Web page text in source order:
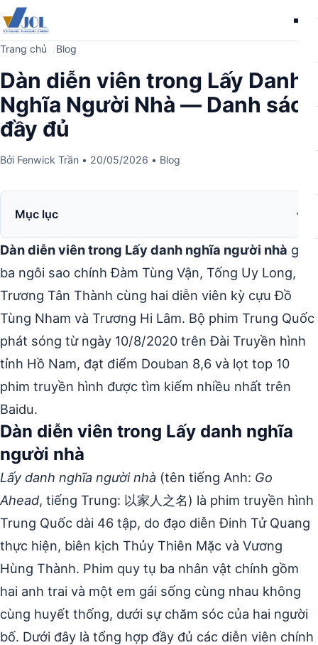
Trang chủ Blog
Dàn diễn viên trong Lấy Danh
Nghĩa Người Nhà — Danh sách
đầy đủ
Bởi Fenwick Trần • 20/05/2026 • Blog
Mục lục
Dàn diễn viên trong Lấy danh nghĩa người nhà gồm
ba ngôi sao chính Đàm Tùng Vận, Tống Uy Long,
Trương Tân Thành cùng hai diễn viên kỳ cựu Đồ
Tùng Nham và Trương Hi Lâm. Bộ phim Trung Quốc
phát sóng từ ngày 10/8/2020 trên Đài Truyền hình
tỉnh Hồ Nam, đạt điểm Douban 8,6 và lọt top 10
phim truyền hình được tìm kiếm nhiều nhất trên
Baidu.
Dàn diễn viên trong Lấy danh nghĩa
người nhà
Lấy danh nghĩa người nhà (tên tiếng Anh: Go
Ahead, tiếng Trung: 以家人之名) là phim truyền hình
Trung Quốc dài 46 tập, do đạo diễn Đinh Tử Quang
thực hiện, biên kịch Thủy Thiên Mặc và Vương
Hùng Thành. Phim quy tụ ba nhân vật chính gồm
hai anh trai và một em gái sống cùng nhau không
cùng huyết thống, dưới sự chăm sóc của hai người
bố. Dưới đây là tổng hợp đầy đủ các diễn viên chính